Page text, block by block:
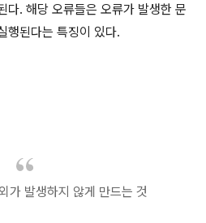
다. 해당 오류들은 오류가 발생한 문
행된다는 특징이 있다.
가 발생하지 않게 만드는 것